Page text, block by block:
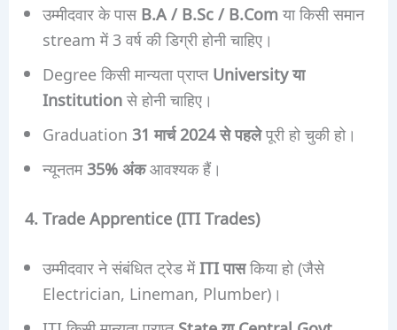
उम्मीदवार के पासB.A / B.Sc / B.Comया किसी समान
stream में 3 वर्ष की डिग्री होनी चाहिए।
Degree किसी मान्यता प्राप्तUniversity या
Institutionसे होनी चाहिए।
Graduation 31 मार्च 2024 से पहलेपूरी हो चुकी हो।
न्यूनतम35% अंकआवश्यक हैं।
4. Trade Apprentice (ITI Trades)
उम्मीदवार ने संबंधित ट्रेड मेंITI पासकिया हो (जैसे
Electrician, Lineman, Plumber)।